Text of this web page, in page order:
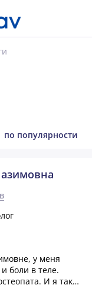
по популярности
у меня
боли в теле.
И я так